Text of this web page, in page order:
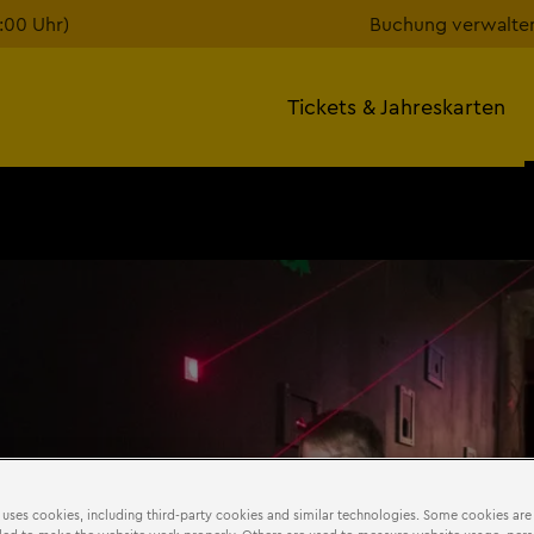
Uhr) Buchung
Tickets & Jahreskarten
cookies, including third-party cookies and similar technologies. Some cookies are